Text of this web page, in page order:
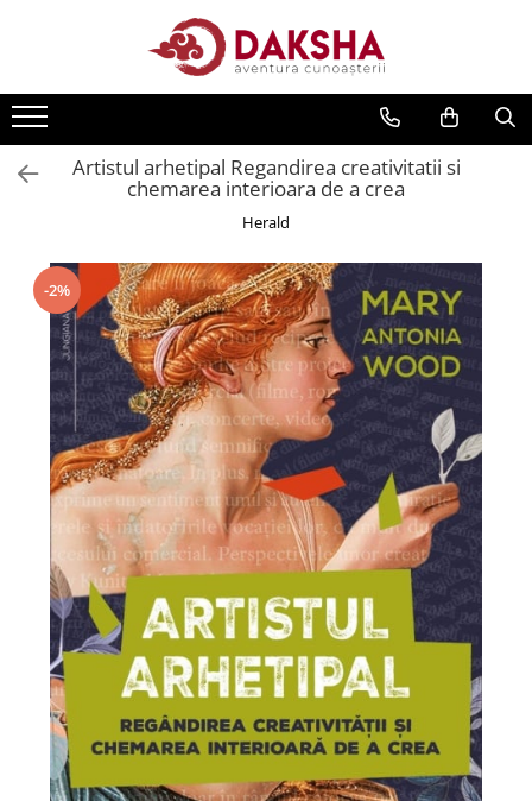
Editura Daksha
Seria Radu Cinamar
Seria Anton Parks
Seria Immanuel Velikovsky
Dezvăluiri
Spiritualitate
Extratereștrii
OZN
Transformare spirituală
Psihologie
Dezvoltare personală
Astrologie
Știință
Seria Montauk
Mistere
Seria Chico Xavier
Seria Helena Blavatsky
Oracole
Artistul arhetipal Regandirea creativitatii si
chemarea interioara de a crea
Herald
-2%